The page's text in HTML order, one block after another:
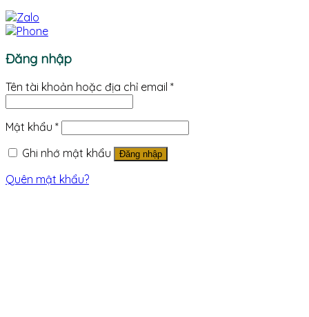
Đăng nhập
Tên tài khoản hoặc địa chỉ email *
Mật khẩu *
Ghi nhớ mật khẩu
Đăng nhập
Quên mật khẩu?